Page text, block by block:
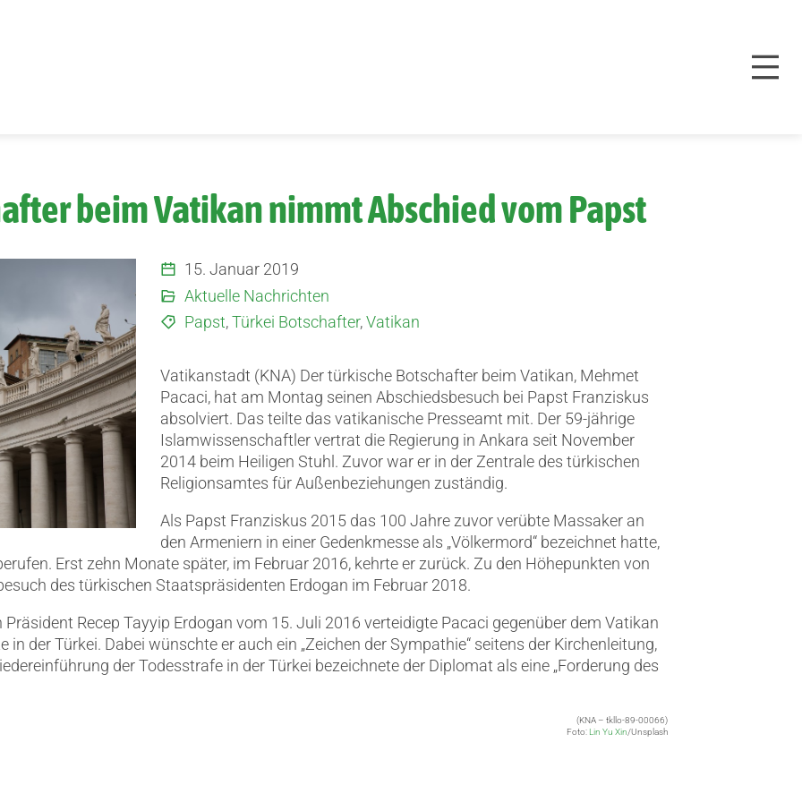
beim Vatikan nimmt Abschied vom Papst
15. Januar 2019
Aktuelle Nachrichten
Papst,Türkei Botschafter,Vatikan
Vatikanstadt (KNA) Der türkische Botschafter beim Vatikan, Mehmet
Pacaci, hat am Montag seinen Abschiedsbesuch bei Papst Franziskus
absolviert. Das teilte das vatikanische Presseamt mit. Der 59-jährige
Islamwissenschaftler vertrat die Regierung in Ankara seit November
2014 beim Heiligen Stuhl. Zuvor war er in der Zentrale des türkischen
Religionsamtes für Außenbeziehungen zuständig.
Als Papst Franziskus 2015 das 100 Jahre zuvor verübte Massaker an
den Armeniern in einer Gedenkmesse als „Völkermord“ bezeichnet hatte,
Erst zehn Monate später, im Februar 2016, kehrte er zurück. Zu den Höhepunkten von
des türkischen Staatspräsidenten Erdogan im Februar 2018.
Recep Tayyip Erdogan vom 15. Juli 2016 verteidigte Pacaci gegenüber dem Vatikan
der Türkei. Dabei wünschte er auch ein „Zeichen der Sympathie“ seitens der Kirchenleitung,
der Todesstrafe in der Türkei bezeichnete der Diplomat als eine „Forderung des
(KNA – tkllo-89-00066)
Foto: Lin Yu Xin/Unsplash